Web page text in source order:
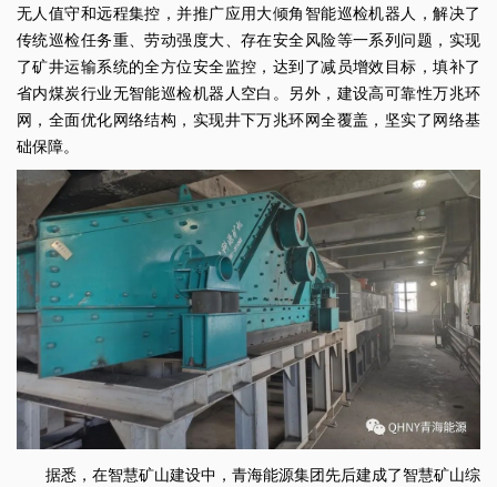
无人值守和远程集控，并推广应用大倾角智能巡检机器人，解决了
传统巡检任务重、劳动强度大、存在安全风险等一系列问题，实现
了矿井运输系统的全方位安全监控，达到了减员增效目标，填补了
省内煤炭行业无智能巡检机器人空白。另外，建设高可靠性万兆环
网，全面优化网络结构，实现井下万兆环网全覆盖，坚实了网络基
础保障。
据悉，在智慧矿山建设中，青海能源集团先后建成了智慧矿山综